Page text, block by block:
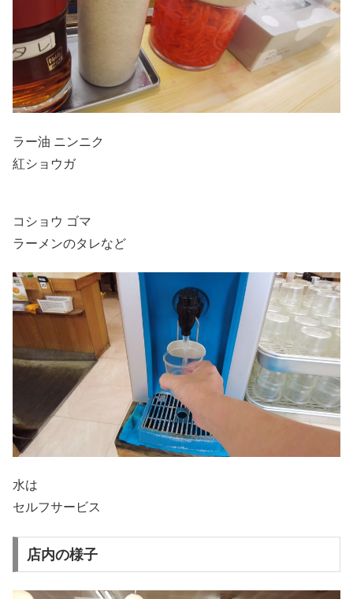
ラー油 ニンニク
紅ショウガ
コショウ ゴマ
ラーメンのタレなど
水は
セルフサービス
店内の様子